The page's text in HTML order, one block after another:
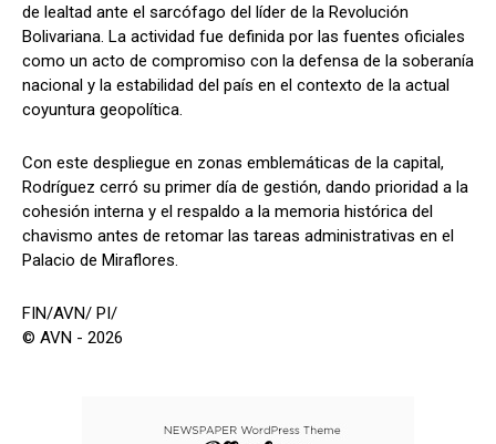
de lealtad ante el sarcófago del líder de la Revolución
Bolivariana. La actividad fue definida por las fuentes oficiales
como un acto de compromiso con la defensa de la soberanía
nacional y la estabilidad del país en el contexto de la actual
coyuntura geopolítica.
Con este despliegue en zonas emblemáticas de la capital,
Rodríguez cerró su primer día de gestión, dando prioridad a la
cohesión interna y el respaldo a la memoria histórica del
chavismo antes de retomar las tareas administrativas en el
Palacio de Miraflores.
FIN/AVN/ PI/
© AVN - 2026